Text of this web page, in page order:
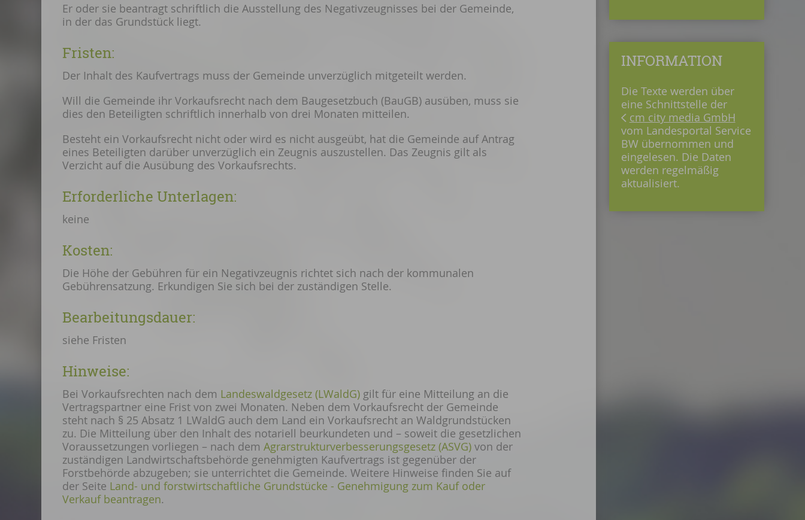
Er oder sie beantragt schriftlich die Ausstellung des Negativzeugnisses bei der Gemeinde,
in der das Grundstück liegt.
Fristen:
Der Inhalt des Kaufvertrags muss der Gemeinde unverzüglich mitgeteilt werden.
Will die Gemeinde ihr Vorkaufsrecht nach dem Baugesetzbuch (BauGB) ausüben, muss sie
dies den Beteiligten schriftlich innerhalb von drei Monaten mitteilen.
Besteht ein Vorkaufsrecht nicht oder wird es nicht ausgeübt, hat die Gemeinde auf Antrag
eines Beteiligten darüber unverzüglich ein Zeugnis auszustellen. Das Zeugnis gilt als
Verzicht auf die Ausübung des Vorkaufsrechts.
Erforderliche Unterlagen:
keine
Kosten:
Die Höhe der Gebühren für ein Negativzeugnis richtet sich nach der kommunalen
Gebührensatzung. Erkundigen Sie sich bei der zuständigen Stelle.
Bearbeitungsdauer:
siehe Fristen
Hinweise:
Bei Vorkaufsrechten nach dem Landeswaldgesetz (LWaldG)gilt für eine Mitteilung an die
Vertragspartner eine Frist von zwei Monaten. Neben dem Vorkaufsrecht der Gemeinde
steht nach § 25 Absatz 1 LWaldG auch dem Land ein Vorkaufsrecht an Waldgrundstücken
zu. Die Mitteilung über den Inhalt des notariell beurkundeten und – soweit die gesetzlichen
Voraussetzungen vorliegen – nach dem Agrarstrukturverbesserungsgesetz (ASVG)von der
zuständigen Landwirtschaftsbehörde genehmigten Kaufvertrags ist gegenüber der
Forstbehörde abzugeben; sie unterrichtet die Gemeinde. Weitere Hinweise finden Sie auf
der Seite Land- und forstwirtschaftliche Grundstücke - Genehmigung zum Kauf oder
Verkauf beantragen.
INFORMATION
Die Texte werden über
eine Schnittstelle der
cm city media GmbH
vom Landesportal Service
BW übernommen und
eingelesen. Die Daten
werden regelmäßig
aktualisiert.